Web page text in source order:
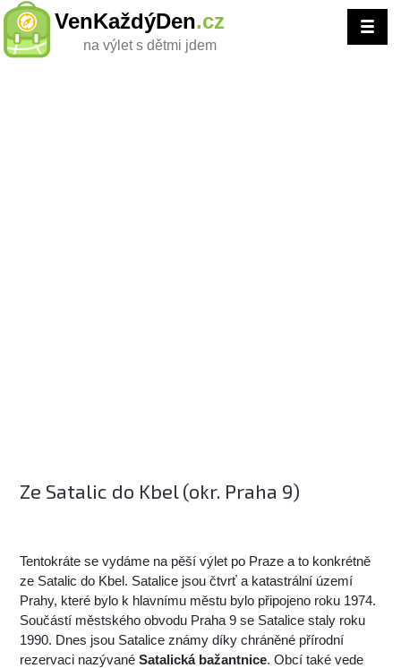
VenKaždýDen.cz
na výlet s dětmi jdem
Ze Satalic do Kbel (okr. Praha 9)
Tentokráte se vydáme na pěší výlet po Praze a to konkrétně
ze Satalic do Kbel. Satalice jsou čtvrť a katastrální území
Prahy, které bylo k hlavnímu městu bylo připojeno roku 1974.
Součástí městského obvodu Praha 9 se Satalice staly roku
1990. Dnes jsou Satalice známy díky chráněné přírodní
rezervaci nazývanéSatalická bažantnice. Obcí také vede